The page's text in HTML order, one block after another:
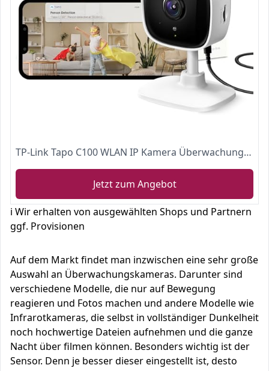
TP-Link Tapo C100 WLAN IP Kamera Überwachungskamera Innen (1080p-Auflösung, 2-Wege-Audio, Nachtsicht zu 9m, bis zu 128 GB lokaler Speicher auf SIM Karte, kompatibel mit Amazon Alexa) Weiß
Jetzt zum Angebot
ℹ️ Wir erhalten von ausgewählten Shops und Partnern
ggf. Provisionen
Auf dem Markt findet man inzwischen eine sehr große
Auswahl an Überwachungskameras. Darunter sind
verschiedene Modelle, die nur auf Bewegung
reagieren und Fotos machen und andere Modelle wie
Infrarotkameras, die selbst in vollständiger Dunkelheit
noch hochwertige Dateien aufnehmen und die ganze
Nacht über filmen können. Besonders wichtig ist der
Sensor. Denn je besser dieser eingestellt ist, desto